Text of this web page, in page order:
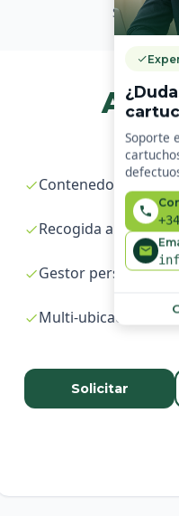
A
Contenedores
Recogida a
Gestor personal
Multi-ubicación
Solicitar
Soporte